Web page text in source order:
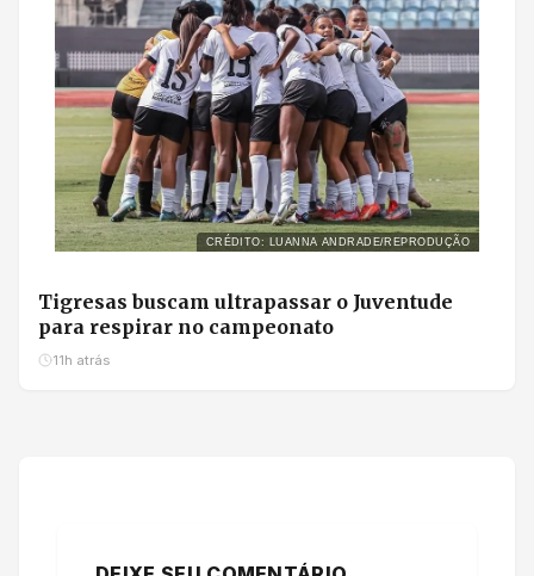
CRÉDITO: LUANNA ANDRADE/REPRODUÇÃO
Tigresas buscam ultrapassar o Juventude
para respirar no campeonato
11h atrás